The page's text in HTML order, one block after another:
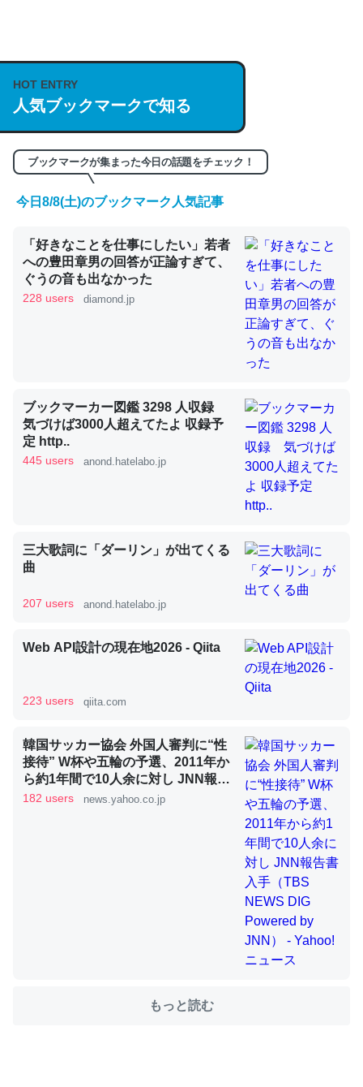
説してる記事が少ないので貴重な良記事。/続編来た
https://isobe324649.hatenablog.com/entry/2023/03/27
/064121
─GPTの仕組みと限界についての考察（１） - conceptualization
くらい。小説でいう「ずっと前の伏線」は回収されないけ
ど、短期記憶というには多い分量。進化すればするほど分
かりやすく強くなりそう
─GPTの仕組みと限界についての考察（１） - conceptualization
昆虫ってカルシウム少ないのか。知らんかった。調べたら
コオロギのカルシウム分はエビの600分の1程度。
─ニュース :: 【研究発表】昆虫学の大問題＝「昆虫はなぜ海にいな
論文では「淡水はカルシウムも酸素も不足してて両方に不
利だから両方が拮抗してるのでは」とあって面白い。海に
ずキチンを強化してる筈だが、酵素が違うのか？
─ニュース :: 【研究発表】昆虫学の大問題＝「昆虫はなぜ海にいな
これを元に考えるとカルシウムを大量に使う脊椎動物と貝
類は苦労してるんだな…。腹足類だと殻を無くしてナメク
─ニュース :: 【研究発表】昆虫学の大問題＝「昆虫はなぜ海にいな
ウチもEchoを実家に置いて４年。でたまに覗いてる。ぼ
位置情報を共有してる。電池残量や充電中かが分かるので
HOT ENTRY
人気ブックマークで知る
ブックマークが集まった今日の話題をチェック！
今日8/8(土)のブックマーク人気記事
「好きなことを仕事にしたい」若者
への豊田章男の回答が正論すぎて、
ぐうの音も出なかった
228 users diamond.jp
ブックマーカー図鑑 3298 人収録
気づけば3000人超えてたよ 収録予
定 http..
445 users anond.hatelabo.jp
三大歌詞に「ダーリン」が出てくる
曲
207 users anond.hatelabo.jp
Web API設計の現在地2026 - Qiita
223 users qiita.com
韓国サッカー協会 外国人審判に“性
接待” W杯や五輪の予選、2011年か
ら約1年間で10人余に対し JNN報告
書入手（TBS NEWS DIG Powered
182 users news.yahoo.co.jp
もっと読む